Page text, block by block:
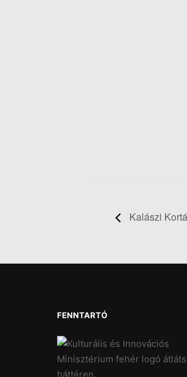
Kalászi
FENNTARTÓ